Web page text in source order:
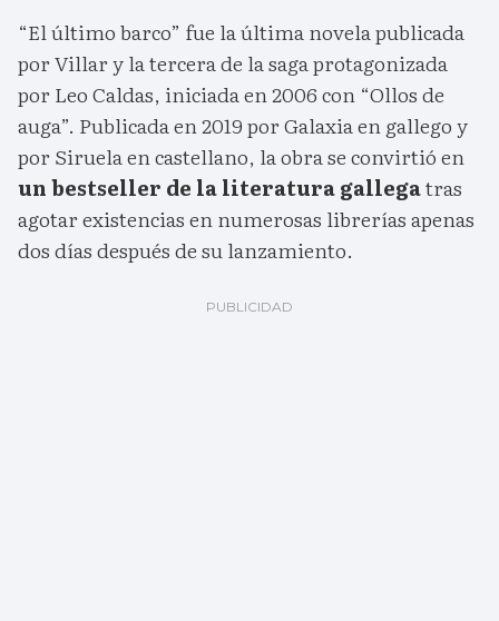
“El último barco” fue la última novela publicada
por Villar y la tercera de la saga protagonizada
por Leo Caldas, iniciada en 2006 con “Ollos de
auga”. Publicada en 2019 por Galaxia en gallego y
por Siruela en castellano, la obra se convirtió en
un bestseller de la literatura gallegatras
agotar existencias en numerosas librerías apenas
dos días después de su lanzamiento.